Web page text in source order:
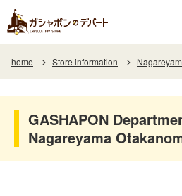
home Store information
GASHAPON
Nagareyama